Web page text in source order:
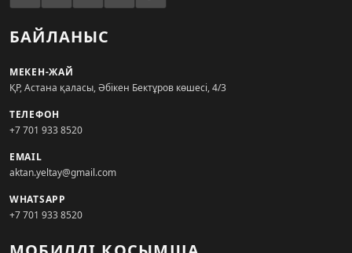
БАЙЛАНЫС
МЕКЕН-ЖАЙ
ҚР, Астана қаласы, Әбікен Бектұров көшесі, 4/3
ТЕЛЕФОН
+7 701 933 8520
EMAIL
aktan.yeltay@gmail.com
WHATSAPP
+7 701 933 8520